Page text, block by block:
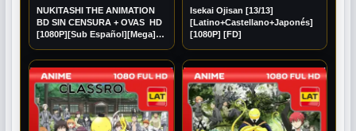
NUKITASHI THE ANIMATION
BD SIN CENSURA + OVAS HD
[1080P][Sub Español][Mega]
Isekai Ojisan [13/13]
[Latino+Castellano+Japonés]
[1080P] [FD]